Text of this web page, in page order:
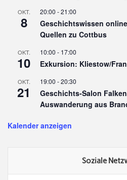
OKT.
8
20:00 -21:00
Geschichtswissen
Quellen zu Cottbus
OKT.
10
10:00 - 17:00
Exkursion: Kliestow/
OKT.
21
19:00 -20:30
Geschichts-Salon
Auswanderung aus
Kalender anzeigen
Soziale